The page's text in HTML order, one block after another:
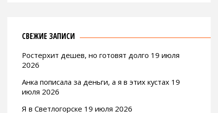
СВЕЖИЕ ЗАПИСИ
Ростерхит дешев, но готовят долго 19 июля
2026
Анка пописала за деньги, а я в этих кустах 19
июля 2026
Я в Светлогорске 19 июля 2026